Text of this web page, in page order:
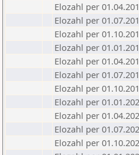
Elozahl per
Elozahl per
Elozahl per
Elozahl per
Elozahl per
Elozahl per
Elozahl per
Elozahl per
Elozahl per
Elozahl per
Elozahl per